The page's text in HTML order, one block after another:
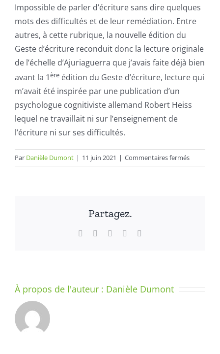
Impossible de parler d’écriture sans dire quelques
mots des difficultés et de leur remédiation. Entre
autres, à cette rubrique, la nouvelle édition du
Geste d’écriture reconduit donc la lecture originale
de l’échelle d’Ajuriaguerra que j’avais faite déjà bien
avant la 1ère édition du Geste d’écriture, lecture qui
m’avait été inspirée par une publication d’un
psychologue cognitiviste allemand Robert Heiss
lequel ne travaillait ni sur l’enseignement de
l’écriture ni sur ses difficultés.
Par Danièle Dumont | 11 juin 2021 | Commentaires ferméssur
Le
Edition
Partagez.
Facebook LinkedInWhatsApp
À propos de l'auteur : Danièle Dumont